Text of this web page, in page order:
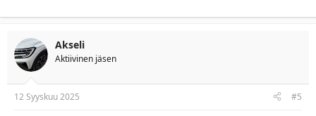
Akseli
Aktiivinen jäsen
12 Syyskuu 2025 #5